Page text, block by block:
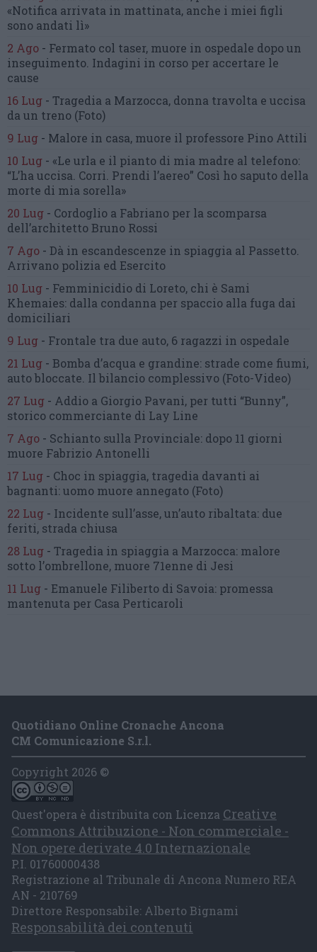
«Notifica arrivata in mattinata, anche i miei figli
sono andati lì»
2 Ago - Fermato col taser, muore in ospedale dopo un
inseguimento. Indagini in corso per accertare le
cause
16 Lug - Tragedia a Marzocca, donna travolta e uccisa
da un treno (Foto)
9 Lug - Malore in casa, muore il professore Pino Attili
10 Lug - «Le urla e il pianto di mia madre al telefono:
“L’ha uccisa. Corri. Prendi l’aereo” Così ho saputo della
morte di mia sorella»
20 Lug - Cordoglio a Fabriano per la scomparsa
dell’architetto Bruno Rossi
7 Ago - Dà in escandescenze in spiaggia al Passetto.
Arrivano polizia ed Esercito
10 Lug - Femminicidio di Loreto, chi è Sami
Khemaies: dalla condanna per spaccio alla fuga dai
domiciliari
9 Lug - Frontale tra due auto, 6 ragazzi in ospedale
21 Lug - Bomba d’acqua e grandine: strade come fiumi,
auto bloccate. Il bilancio complessivo (Foto-Video)
27 Lug - Addio a Giorgio Pavani, per tutti “Bunny”,
storico commerciante di Lay Line
7 Ago - Schianto sulla Provinciale: dopo 11 giorni
muore Fabrizio Antonelli
17 Lug - Choc in spiaggia, tragedia davanti ai
bagnanti:uomo muore annegato (Foto)
22 Lug - Incidente sull’asse, un’auto ribaltata: due
feriti, strada chiusa
28 Lug - Tragedia in spiaggia a Marzocca: malore
sotto l’ombrellone, muore 71enne di Jesi
11 Lug - Emanuele Filiberto di Savoia: promessa
mantenuta per Casa Perticaroli
Quotidiano Online Cronache Ancona
CM Comunicazione S.r.l.
Copyright 2026 ©
Quest'opera è distribuita con Licenza Creative
Commons Attribuzione - Non commerciale -
Non opere derivate 4.0 Internazionale
P.I. 01760000438
Registrazione al Tribunale di Ancona Numero REA
AN - 210769
Direttore Responsabile: Alberto Bignami
Responsabilità dei contenuti